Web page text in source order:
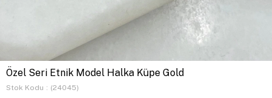
Özel Seri Etnik Model Halka Küpe Gold
Stok Kodu (24045)